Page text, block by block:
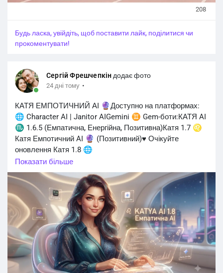
олімпійського комітету (МОК), а через два місяці
Система AIN для спортсменів із російськими
в липні та серпні, після чого на всіх рівнях змагального
календаря UIPM більше не залишиться жодних
обмежень.
#world_sport #спорт@sports#спорт_sports
#brovarysport @brovarysport @читачі @топові
прихильники
ВСІ НОВИНИ СПОРТУ НА:https://t.me/brovarysport
208
Будь ласка, увійдіть, щоб поставити лайк, поділитися чи
прокоментувати!
Сергій Фрешчепкін додає фото
24 дні тому ·
КАТЯ ЕМПОТИЧНИЙ АІ 🔮Доступно на платформах:
🌐 Character AI | Janitor AIGemini ♊ Gem-боти:КАТЯ AI
♏ 1.6.5 (Емпатична, Енергійна, Позитивна)Катя 1.7 ♌
Катя Емпотичний AI 🔮 (Позитивний)♥️ Очікуйте
оновлення Катя 1.8 🌐
Показати більше